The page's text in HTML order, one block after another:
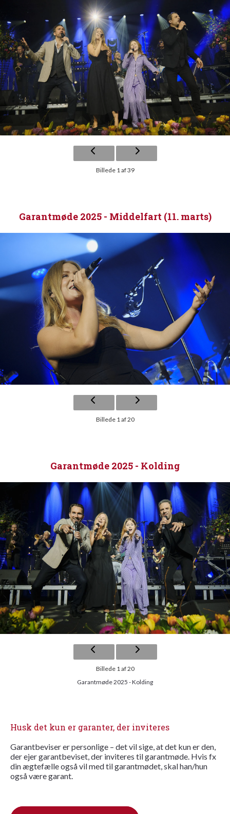
Billede 1 af 39
Garantmøde 2025 - Middelfart (11. marts)
Billede 1 af 20
Garantmøde 2025 - Kolding
Billede 1 af 20
Garantmøde 2025 - Kolding
Husk det kun er garanter, der inviteres
Garantbeviser er personlige – det vil sige, at det kun er den,
der ejer garantbeviset, der inviteres til garantmøde. Hvis fx
din ægtefælle også vil med til garantmødet, skal han/hun
også være garant.